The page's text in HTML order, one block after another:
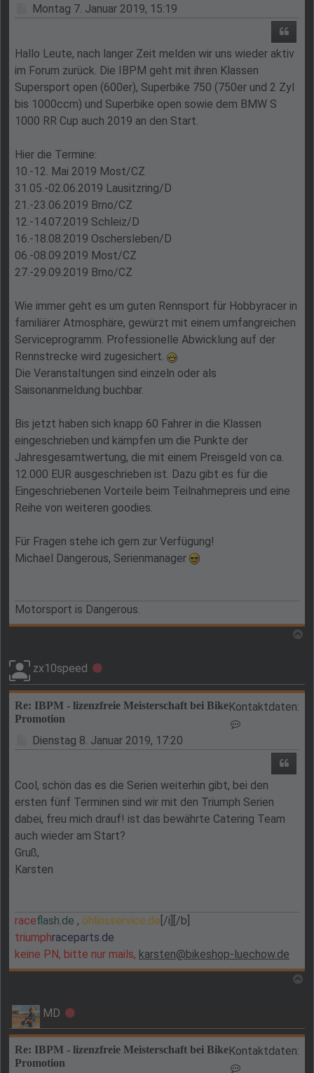
Beitrag
Montag 7. Januar 2019, 15:19
Hallo Leute, nach langer Zeit melden wir uns wieder aktiv
im Forum zurück. Die IBPM geht mit ihren Klassen
Supersport open (600er), Superbike 750 (750er und 2 Zyl
bis 1000ccm) und Superbike open sowie dem BMW S
1000 RR Cup auch 2019 an den Start.
Hier die Termine:
10.-12. Mai 2019 Most/CZ
31.05.-02.06.2019 Lausitzring/D
21.-23.06.2019 Brno/CZ
12.-14.07.2019 Schleiz/D
16.-18.08.2019 Oschersleben/D
06.-08.09.2019 Most/CZ
27.-29.09.2019 Brno/CZ
Wie immer geht es um guten Rennsport für Hobbyracer in
familiärer Atmosphäre, gewürzt mit einem umfangreichen
Serviceprogramm. Professionelle Abwicklung auf der
Rennstrecke wird zugesichert.
Die Veranstaltungen sind einzeln oder als
Saisonanmeldung buchbar.
Bis jetzt haben sich knapp 60 Fahrer in die Klassen
eingeschrieben und kämpfen um die Punkte der
Jahresgesamtwertung, die mit einem Preisgeld von ca.
12.000 EUR ausgeschrieben ist. Dazu gibt es für die
Eingeschriebenen Vorteile beim Teilnahmepreis und eine
Reihe von weiteren goodies.
Für Fragen stehe ich gern zur Verfügung!
Michael Dangerous, Serienmanager
Motorsport is Dangerous.
zx10speed Offline
Re: IBPM - lizenzfreie Meisterschaft bei Bike
Promotion
Kontaktdaten:
Beitrag
Dienstag 8. Januar 2019, 17:20
Cool, schön das es die Serien weiterhin gibt, bei den
ersten fünf Terminen sind wir mit den Triumph Serien
dabei, freu mich drauf! ist das bewährte Catering Team
auch wieder am Start?
Gruß,
Karsten
raceflash.de , öhlinsservice.de [/i][/b]
triumphraceparts.de
keine PN, bitte nur mails, karsten@bikeshop-luechow.de
MD Offline
Re: IBPM - lizenzfreie Meisterschaft bei Bike
Promotion
Kontaktdaten: